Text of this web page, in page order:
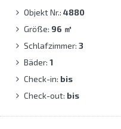
Objekt Nr.: 4880
Größe: 96 ㎡
Schlafzimmer: 3
Bäder: 1
Check-in: bis
Check-out: bis